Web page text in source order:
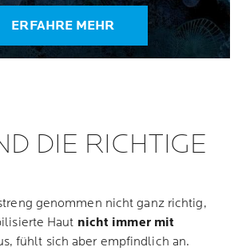
ERFAHRE MEHR
DIE RICHTIGE
genommen nicht ganz richtig,
Haut nicht immer mit
fühlt sich aber empfindlich an.